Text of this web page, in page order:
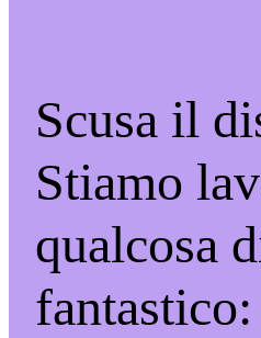
Scusa il
Stiamo
qualcosa